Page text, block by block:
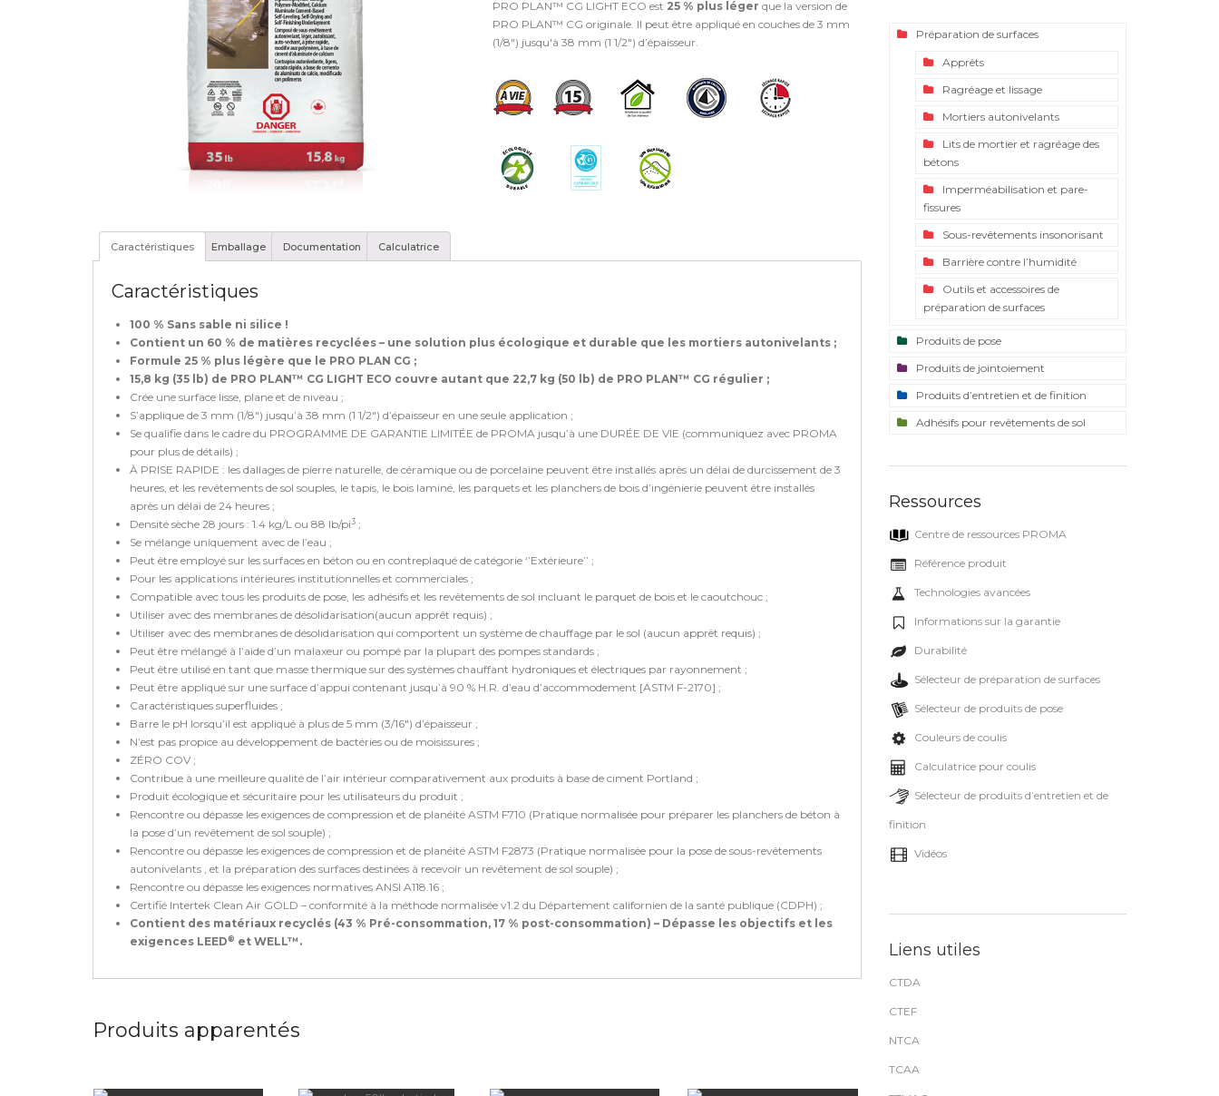
PRO PLAN™ CG LIGHT ECO est 25 % plus léger que la version de
PRO PLAN™ CG originale. Il peut être appliqué en couches de 3 mm
(1/8″) jusqu'à 38 mm (1 1/2″) d’épaisseur.
Caractéristiques Emballage Documentation Calculatrice
Caractéristiques
100 % Sans sable ni silice !
Contient un 60 % de matières recyclées – une solution plus écologique et durable que les mortiers autonivelants ;
Formule 25 % plus légère que le PRO PLAN CG ;
15,8 kg (35 lb) de PRO PLAN™ CG LIGHT ECO couvre autant que 22,7 kg (50 lb) de PRO PLAN™ CG régulier ;
Crée une surface lisse, plane et de niveau ;
S’applique de 3 mm (1/8″) jusqu’à 38 mm (1 1/2″) d’épaisseur en une seule application ;
Se qualifie dans le cadre du PROGRAMME DE GARANTIE LIMITÉE de PROMA jusqu’à une DURÉE DE VIE (communiquez avec PROMA
pour plus de détails) ;
À PRISE RAPIDE : les dallages de pierre naturelle, de céramique ou de porcelaine peuvent être installés après un délai de durcissement de 3
heures, et les revêtements de sol souples, le tapis, le bois laminé, les parquets et les planchers de bois d’ingénierie peuvent être installés
après un délai de 24 heures ;
Densité sèche 28 jours : 1.4 kg/L ou 88 lb/pi3 ;
Se mélange uniquement avec de l’eau ;
Peut être employé sur les surfaces en béton ou en contreplaqué de catégorie ‘’Extérieure’’ ;
Pour les applications intérieures institutionnelles et commerciales ;
Compatible avec tous les produits de pose, les adhésifs et les revêtements de sol incluant le parquet de bois et le caoutchouc ;
Utiliser avec des membranes de désolidarisation(aucun apprêt requis) ;
Utiliser avec des membranes de désolidarisation qui comportent un système de chauffage par le sol (aucun apprêt requis) ;
Peut être mélangé à l’aide d’un malaxeur ou pompé par la plupart des pompes standards ;
Peut être utilisé en tant que masse thermique sur des systèmes chauffant hydroniques et électriques par rayonnement ;
Peut être appliqué sur une surface d’appui contenant jusqu’à 90 % H.R. d’eau d’accommodement [ASTM F-2170] ;
Caractéristiques superfluides ;
Barre le pH lorsqu’il est appliqué à plus de 5 mm (3/16″) d’épaisseur ;
N’est pas propice au développement de bactéries ou de moisissures ;
ZÉRO COV ;
Contribue à une meilleure qualité de l’air intérieur comparativement aux produits à base de ciment Portland ;
Produit écologique et sécuritaire pour les utilisateurs du produit ;
Rencontre ou dépasse les exigences de compression et de planéité ASTM F710 (Pratique normalisée pour préparer les planchers de béton à
la pose d’un revêtement de sol souple) ;
Rencontre ou dépasse les exigences de compression et de planéité ASTM F2873 (Pratique normalisée pour la pose de sous-revêtements
autonivelants , et la préparation des surfaces destinées à recevoir un revêtement de sol souple) ;
Rencontre ou dépasse les exigences normatives ANSI A118.16 ;
Certifié Intertek Clean Air GOLD – conformité à la méthode normalisée v1.2 du Département californien de la santé publique (CDPH) ;
Contient des matériaux recyclés (43 % Pré-consommation, 17 % post-consommation) – Dépasse les objectifs et les
exigences LEED® et WELL™.
Produits apparentés
Préparation de surfaces
Apprêts
Ragréage et lissage
Mortiers autonivelants
Lits de mortier et ragréage des
bétons
Imperméabilisation et pare-
fissures
Sous-revêtements insonorisant
Barrière contre l’humidité
Outils et accessoires de
préparation de surfaces
Produits de pose
Produits de jointoiement
Produits d’entretien et de finition
Adhésifs pour revêtements de sol
Ressources
Centre de ressources PROMA
Référence produit
Technologies avancées
Informations sur la garantie
Durabilité
Sélecteur de préparation de surfaces
Sélecteur de produits de pose
Couleurs de coulis
Calculatrice pour coulis
Sélecteur de produits d’entretien et de
finition
Vidéos
Liens utiles
CTDA
CTEF
NTCA
TCAA